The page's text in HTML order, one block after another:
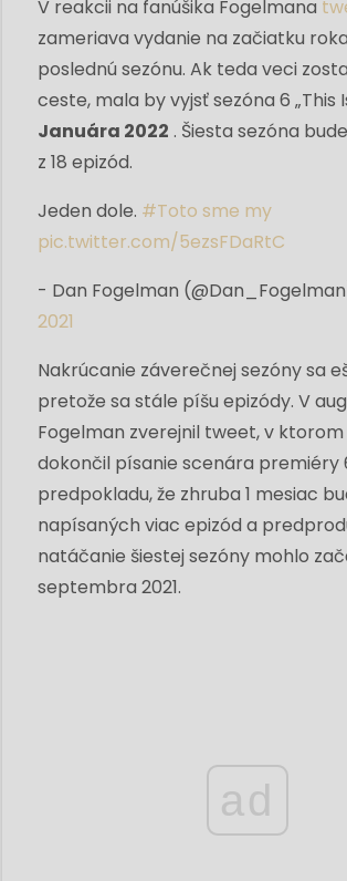
V reakcii na fanúšika Fogelmana
zameriava vydanie na začiatku
poslednú sezónu. Ak teda veci
ceste, mala by vyjsť sezóna 6 „This
Januára 2022 . Šiesta sezóna
z 18 epizód.
Jeden dole. #Toto sme my
pic.twitter.com/5ezsFDaRtC
- Dan Fogelman
2021
Nakrúcanie záverečnej sezóny sa
pretože sa stále píšu epizódy. V
Fogelman zverejnil tweet, v ktorom
dokončil písanie scenára premiéry
predpokladu, že zhruba 1 mesiac
napísaných viac epizód a
natáčanie šiestej sezóny mohlo
septembra 2021.
ad